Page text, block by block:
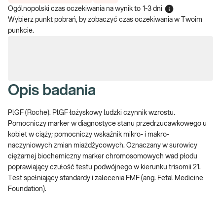
Ogólnopolski czas oczekiwania na wynik to 1-3 dni
Wybierz punkt pobrań, by zobaczyć czas oczekiwania w Twoim
punkcie.
Opis badania
PlGF (Roche). PlGF łożyskowy ludzki czynnik wzrostu.
Pomocniczy marker w diagnostyce stanu przedrzucawkowego u
kobiet w ciąży; pomocniczy wskaźnik mikro- i makro-
naczyniowych zmian miażdżycowych. Oznaczany w surowicy
ciężarnej biochemiczny marker chromosomowych wad płodu
poprawiający czułość testu podwójnego w kierunku trisomii 21.
Test spełniający standardy i zalecenia FMF (ang. Fetal Medicine
Foundation).